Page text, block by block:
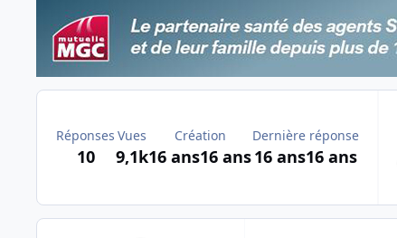
Réponses
10
Vues
9,1k
Création
16 ans16 ans
Dernière réponse
16 ans16 ans